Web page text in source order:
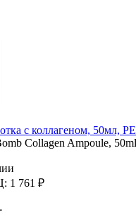
с коллагеном, 50мл,
Collagen Ampoule, 50ml
1 761 ₽